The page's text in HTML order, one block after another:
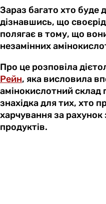
Зараз багато хто буде
дізнавшись, що
полягає в тому, що вони
незамінних
Про це розповіла
Рейн, яка висловила
амінокислотний склад
знахідка для тих, хто
харчування за
продуктів.